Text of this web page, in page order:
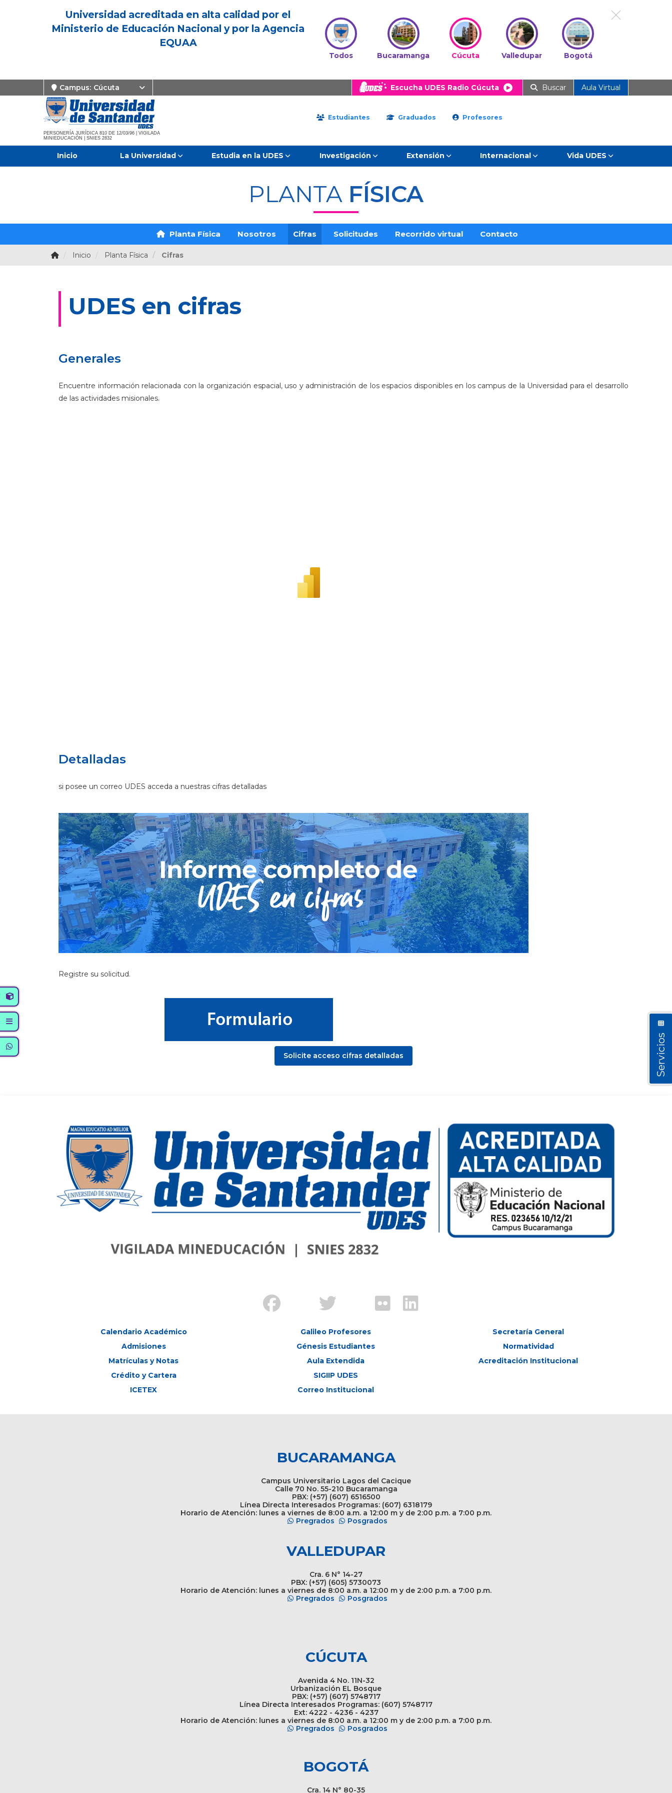
Universidad acreditada en alta calidad por el
Ministerio de Educación Nacional y por la Agencia
EQUAA
Todos Bucaramanga Cúcuta Valledupar Bogotá
Campus: Cúcuta Escucha UDES Radio Cúcuta Buscar Aula Virtual
PERSONERÍA JURÍDICA 810 DE 12/03/96 | VIGILADA
MINIEDUCACIÓN | SNIES 2832
Estudiantes Graduados Profesores
Inicio La Universidad Estudia en la UDES Investigación Extensión Internacional Vida UDES
PLANTA FÍSICA
Planta Física Nosotros Cifras Solicitudes Recorrido virtual Contacto
Inicio Planta Física Cifras
UDES en cifras
Generales
Encuentre información relacionada con la organización espacial, uso y administración de los espacios disponibles en los campus de la Universidad para el desarrollo
de las actividades misionales.
Detalladas
si posee un correo UDES acceda a nuestras cifras detalladas
Registre su solicitud.
Solicite acceso cifras detalladas
Calendario Académico
Admisiones
Matrículas y Notas
Crédito y Cartera
ICETEX
Galileo Profesores
Génesis Estudiantes
Aula Extendida
SIGIIP UDES
Correo Institucional
Secretaría General
Normatividad
Acreditación Institucional
BUCARAMANGA
Campus Universitario Lagos del Cacique
Calle 70 No. 55-210 Bucaramanga
PBX: (+57) (607) 6516500
Línea Directa Interesados Programas: (607) 6318179
Horario de Atención: lunes a viernes de 8:00 a.m. a 12:00 m y de 2:00 p.m. a 7:00 p.m.
Pregrados
Posgrados
VALLEDUPAR
Cra. 6 N° 14-27
PBX: (+57) (605) 5730073
Horario de Atención: lunes a viernes de 8:00 a.m. a 12:00 m y de 2:00 p.m. a 7:00 p.m.
Pregrados
Posgrados
CÚCUTA
Avenida 4 No. 11N-32
Urbanización EL Bosque
PBX: (+57) (607) 5748717
Línea Directa Interesados Programas: (607) 5748717
Ext: 4222 - 4236 - 4237
Horario de Atención: lunes a viernes de 8:00 a.m. a 12:00 m y de 2:00 p.m. a 7:00 p.m.
Pregrados
Posgrados
BOGOTÁ
Cra. 14 N° 80-35
Servicios